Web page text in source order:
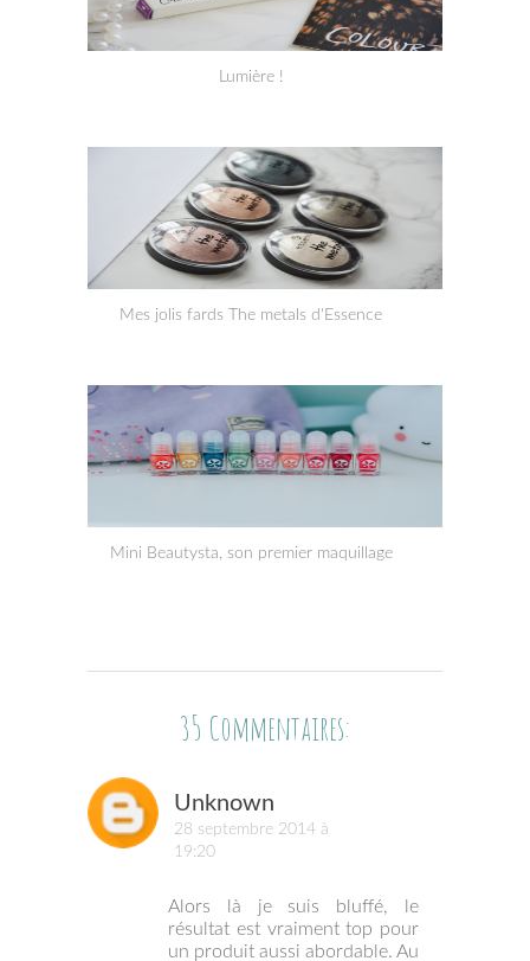
Lumière !
Mes jolis fards The metals d'Essence
Mini Beautysta, son premier maquillage
35 Commentaires:
Unknown
28 septembre 2014 à
19:20
Alors là je suis bluffé, le
résultat est vraiment top pour
un produit aussi abordable. Au